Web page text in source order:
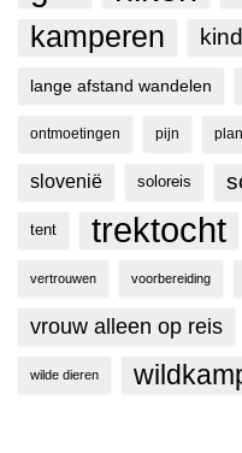
kamperen
lange afstand wandelen
ontmoetingen pijn
slovenië soloreis
tent trektocht
vertrouwen voorbereiding
vrouw alleen op reis
wilde dieren